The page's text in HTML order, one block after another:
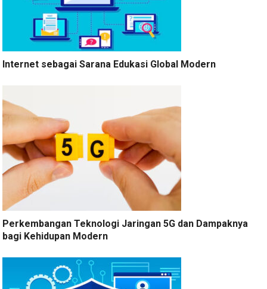
Internet sebagai Sarana Edukasi Global Modern
Perkembangan Teknologi Jaringan 5G dan Dampaknya
bagi Kehidupan Modern